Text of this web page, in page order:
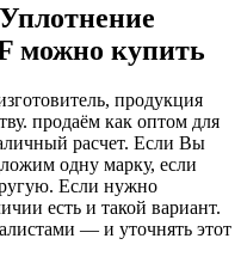
можно купить
продукция
продаём как оптом для
расчет. Если Вы
одну марку, если
Если нужно
есть и такой вариант.
— и уточнять этот